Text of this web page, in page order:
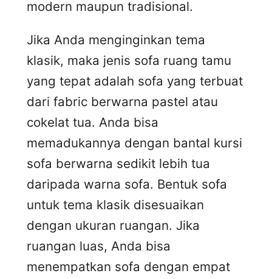
modern maupun tradisional.
Jika Anda menginginkan tema
klasik, maka jenis sofa ruang tamu
yang tepat adalah sofa yang terbuat
dari fabric berwarna pastel atau
cokelat tua. Anda bisa
memadukannya dengan bantal kursi
sofa berwarna sedikit lebih tua
daripada warna sofa. Bentuk sofa
untuk tema klasik disesuaikan
dengan ukuran ruangan. Jika
ruangan luas, Anda bisa
menempatkan sofa dengan empat